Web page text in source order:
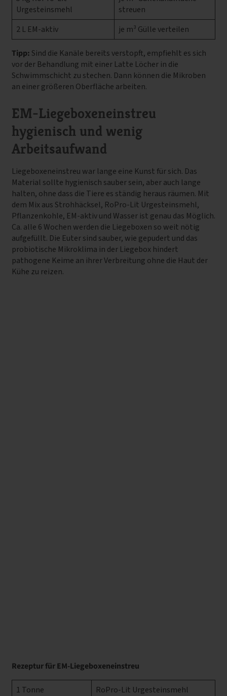
Urgesteinsmehl
streuen
2 L EM-aktiv
je m³ Gülle verteilen
Tipp: Sind die Kanäle bereits verstopft, empfiehlt es sich
vor der Behandlung mit einer Latte Löcher in die
Schwimmschicht zu stechen. Dann können die Mikroben
an einer größeren Oberfläche arbeiten.
EM-Liegeboxeneinstreu
hygienisch und wenig
Arbeitsaufwand
Liegeboxeneinstreu war lange eine Kunst für sich. Das
Material sollte hygienisch sauber sein, aber auch lange
halten, ohne dass die Tiere es ständig heraus räumen. Mit
dem Mix aus Strohhäcksel, RoPro-Lit Urgesteinsmehl,
Pflanzenkohle, EM-aktiv und Wasser ist genau das Möglich.
Ca. alle 6 Wochen werden die Liegeboxen so weit nötig
aufgefüllt. Die Euter sind sauber, wie gepudert und das
probiotische Mikroklima in der Liegebox hindert
pathogene Keime an ihrer Verbreitung ohne die Haut der
Kühe zu reizen.
Rezeptur für EM-Liegeboxeneinstreu
1 Tonne
RoPro-Lit Urgesteinsmehl